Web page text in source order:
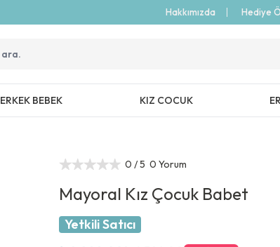
Hakkımızda Hediye
ERKEK BEBEK KIZ COCUK
0 / 5 0 Yorum
Mayoral Kız Çocuk Babet
Yetkili Satıcı